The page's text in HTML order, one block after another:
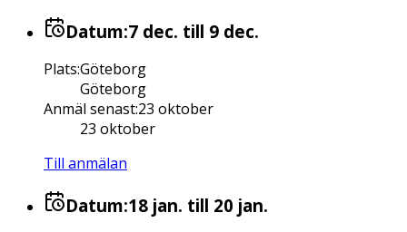
Datum:7 dec. till 9 dec.
Plats:Göteborg
Göteborg
Anmäl senast:23 oktober
23 oktober
Till anmälan
Datum:18 jan. till 20 jan.